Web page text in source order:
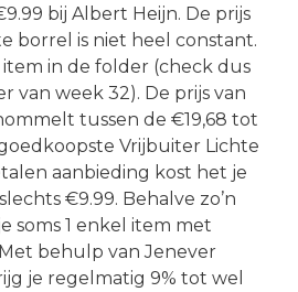
bij Albert Heijn. De prijs
borrel is niet heel constant.
in de folder (check dus
van week 32). De prijs van
tussen de €19,68 tot
goedkoopste Vrijbuiter Lichte
aanbieding kost het je
€9.99. Behalve zo’n
soms 1 enkel item met
behulp van Jenever
je regelmatig 9% tot wel